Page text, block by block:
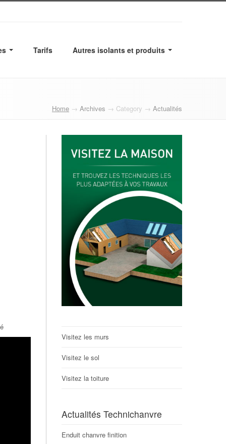
Tarifs Autres isolants et produits
Home → Archives → Category → Actualités
Visitez les murs
Visitez le sol
Visitez la toiture
Actualités Technichanvre
Enduit chanvre finition